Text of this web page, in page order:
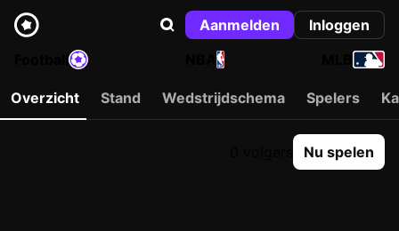
Aanmelden
Inloggen
NBA
Overzicht Stand Wedstrijdschema Spelers
Nu spelen